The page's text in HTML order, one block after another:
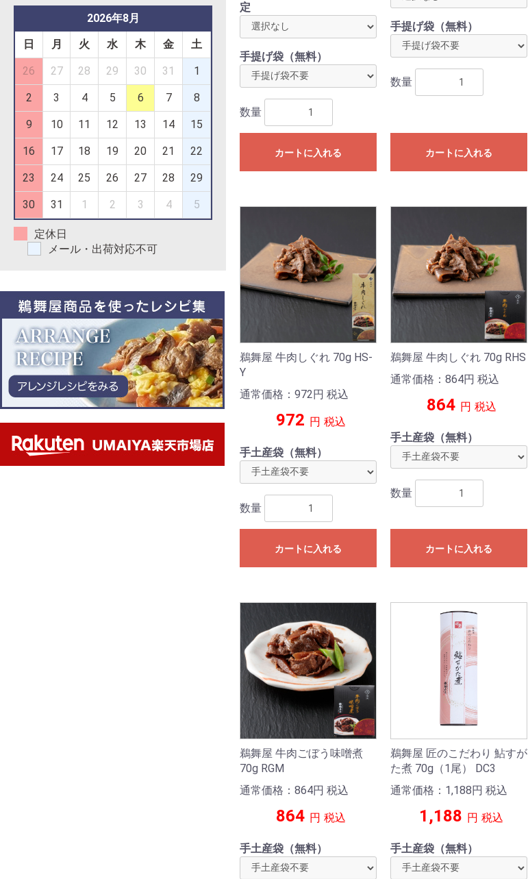
定
手提げ袋（無料）
数量
カートに入れる
手提げ袋（無料）
数量
カートに入れる
鵜舞屋 牛肉しぐれ 70g HS-
Y
通常価格：972円 税込
972 円 税込
手土産袋（無料）
数量
カートに入れる
鵜舞屋 牛肉しぐれ 70g RHS
通常価格：864円 税込
864 円 税込
手土産袋（無料）
数量
カートに入れる
鵜舞屋 牛肉ごぼう味噌煮
70g RGM
通常価格：864円 税込
864 円 税込
手土産袋（無料）
鵜舞屋 匠のこだわり 鮎すが
た煮 70g（1尾） DC3
通常価格：1,188円 税込
1,188 円 税込
手土産袋（無料）
お買い物を続ける カートへ進む
2026年8月
日 月 火 水 木 金 土
26 27 28 29 30 31 1
2 3 4 5 6 7 8
9 10 11 12 13 14 15
16 17 18 19 20 21 22
23 24 25 26 27 28 29
30 31 1 2 3 4 5
定休日
メール・出荷対応不可